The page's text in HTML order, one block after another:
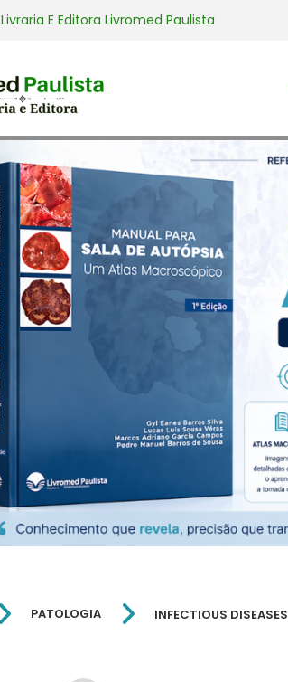
Livraria E Editora Livromed Paulista
PATOLOGIA INFECTIOUS DISEASES